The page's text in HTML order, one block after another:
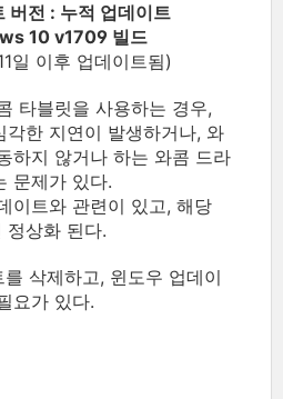
버전 : 누적 업데이트
10 v1709 빌드
일 이후 업데이트됨)
타블릿을 사용하는 경우,
각한 지연이 발생하거나, 와
하지 않거나 하는 와콤 드라
문제가 있다.
이트와 관련이 있고, 해당
정상화 된다.
삭제하고, 윈도우 업데이
요가 있다.